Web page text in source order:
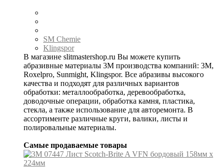
SM Chemie
Klingspor
В магазине slitmastershop.ru Вы можете купить
абразивные материалы 3М производства компаний: 3М,
Roxelpro, Sunmight, Klingspor. Все абразивы высокого
качества и подходят для различных вариантов
обработки: металлообработка, деревообработка,
доводочные операции, обработка камня, пластика,
стекла, а также использование для авторемонта. В
ассортименте различные круги, валики, листы и
полировальные материалы.
Самые продаваемые товары